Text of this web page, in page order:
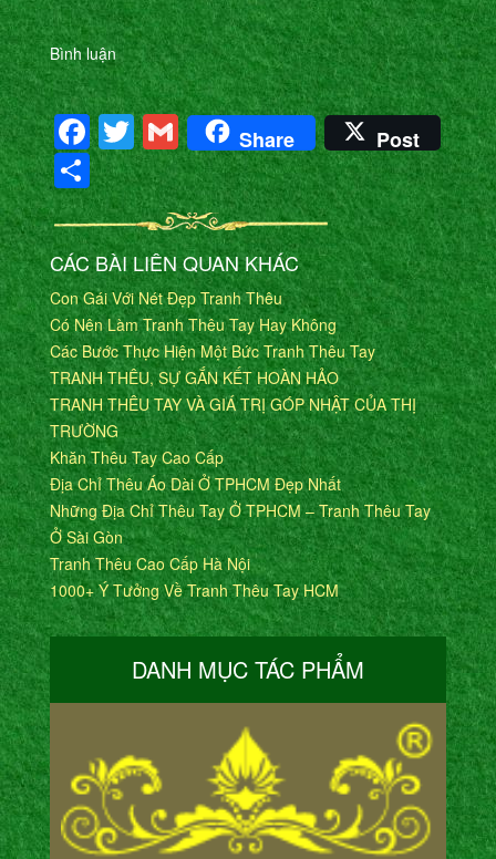
Bình luận
Facebook
Twitter
Gmail
Share Post
Share
CÁC BÀI LIÊN QUAN KHÁC
Con Gái Với Nét Đẹp Tranh Thêu
Có Nên Làm Tranh Thêu Tay Hay Không
Các Bước Thực Hiện Một Bức Tranh Thêu Tay
TRANH THÊU, SỰ GẮN KẾT HOÀN HẢO
TRANH THÊU TAY VÀ GIÁ TRỊ GÓP NHẬT CỦA THỊ
TRƯỜNG
Khăn Thêu Tay Cao Cấp
Địa Chỉ Thêu Áo Dài Ở TPHCM Đẹp Nhất
Những Địa Chỉ Thêu Tay Ở TPHCM – Tranh Thêu Tay
Ở Sài Gòn
Tranh Thêu Cao Cấp Hà Nội
1000+ Ý Tưởng Về Tranh Thêu Tay HCM
DANH MỤC TÁC PHẨM